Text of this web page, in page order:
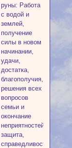
руны: Работа
с водой и
землей,
получение
силы в новом
начинании,
удачи,
достатка,
благополучия,
решения всех
вопросов
семьи и
окончание
неприятностей,
защита,
справедливость